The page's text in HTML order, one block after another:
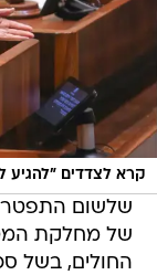
קרא לצדדים "להגיע
שלשום
של מחלקת
החולים, בשל